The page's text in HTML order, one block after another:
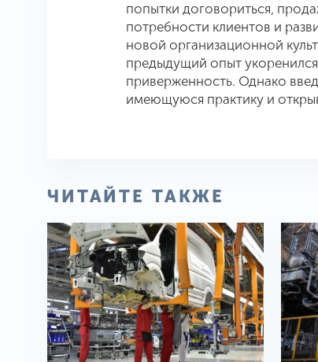
попытки договориться,
потребности клиентов и
новой организационной
предыдущий опыт
приверженность. Однако
имеющуюся практику и
ЧИТАЙТЕ ТАКЖЕ